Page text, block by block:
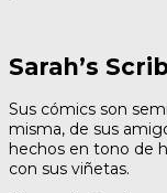
Sarah’s
Sus cómics son
misma, de sus
hechos en tono de
con sus viñetas.